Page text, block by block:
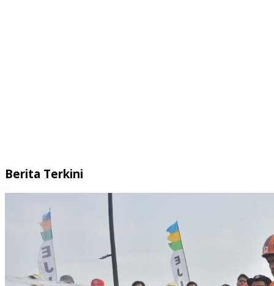
Berita Terkini